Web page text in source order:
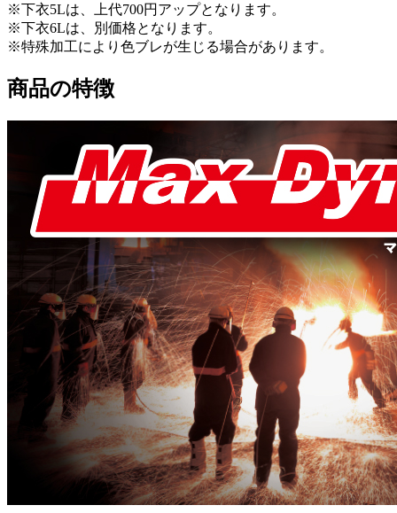
※下衣5Lは、上代700円アップとなります。
※下衣6Lは、別価格となります。
※特殊加工により色ブレが生じる場合があります。
商品の特徴